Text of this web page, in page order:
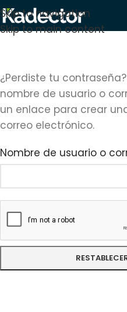
Skip to navigation
Skip to main content
¿Perdiste tu
nombre de usuario o
un enlace para crear
correo electrónico.
Nombre de usuario o